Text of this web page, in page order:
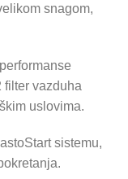
snagom,
filter vazduha
uslovima.
sistemu,